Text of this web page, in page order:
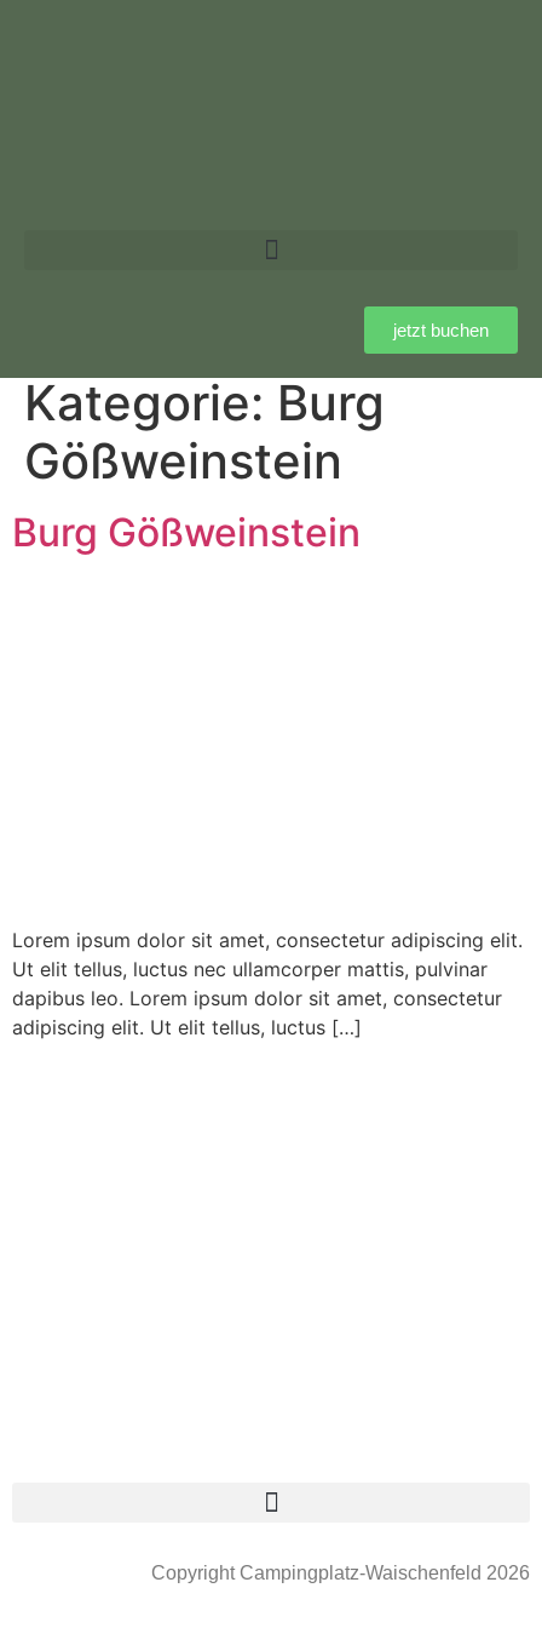
jetzt buchen
Kategorie: Burg
Gößweinstein
Burg Gößweinstein
Lorem ipsum dolor sit amet, consectetur adipiscing elit.
Ut elit tellus, luctus nec ullamcorper mattis, pulvinar
dapibus leo. Lorem ipsum dolor sit amet, consectetur
adipiscing elit. Ut elit tellus, luctus […]
Copyright Campingplatz-Waischenfeld 2026